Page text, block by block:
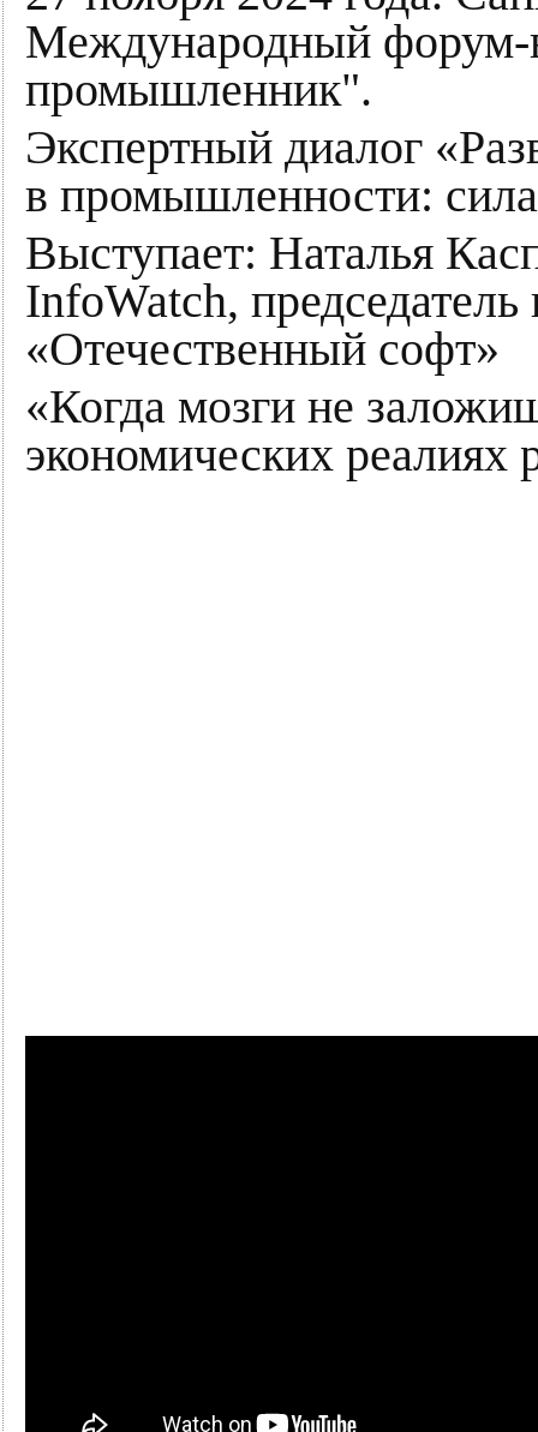
Международный форум-
промышленник".
Экспертный диалог
в промышленности:
Выступает: Наталья
InfoWatch,
«Отечественный софт»
«Когда мозги не
экономических реалиях